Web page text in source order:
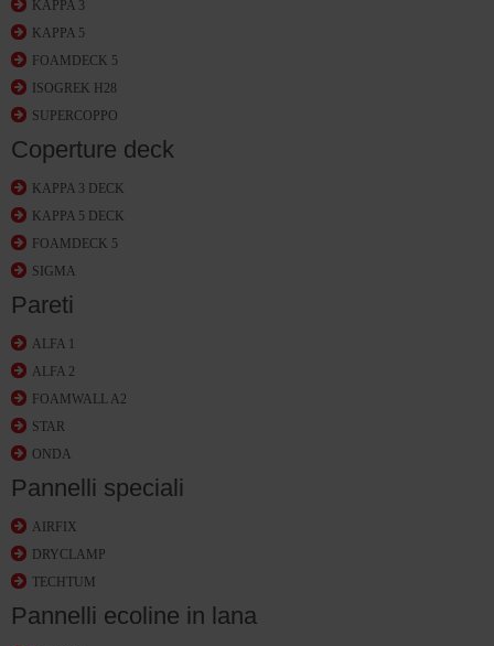
KAPPA 3
KAPPA 5
FOAMDECK 5
ISOGREK H28
SUPERCOPPO
Coperture deck
KAPPA 3 DECK
KAPPA 5 DECK
FOAMDECK 5
SIGMA
Pareti
ALFA 1
ALFA 2
FOAMWALL A2
STAR
ONDA
Pannelli speciali
AIRFIX
DRYCLAMP
TECHTUM
Pannelli ecoline in lana